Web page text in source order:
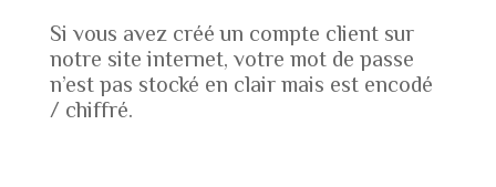
Si vous avez créé un compte client sur
notre site internet, votre mot de passe
n’est pas stocké en clair mais est encodé
/ chiffré.